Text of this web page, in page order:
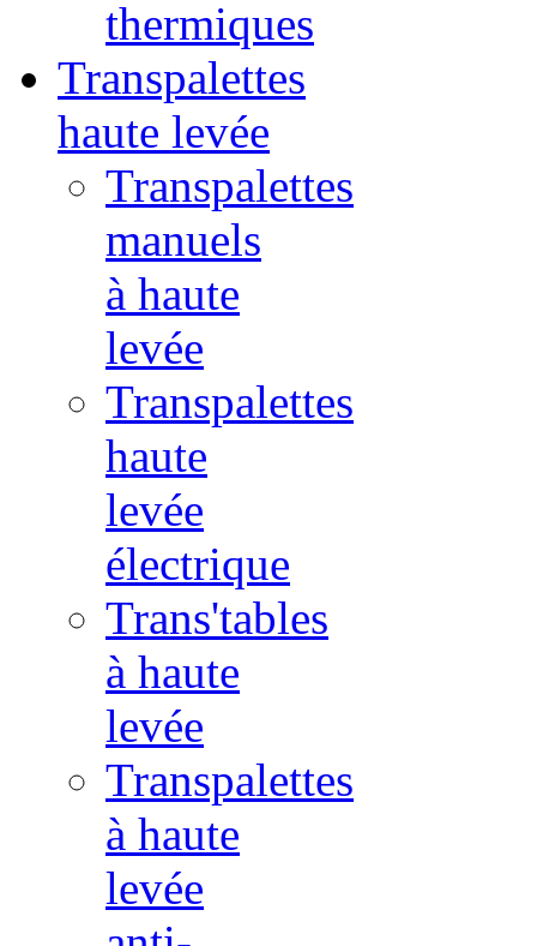
thermiques
Transpalettes
haute levée
Transpalettes
manuels
à haute
levée
Transpalettes
haute
levée
électrique
Trans'tables
à haute
levée
Transpalettes
à haute
levée